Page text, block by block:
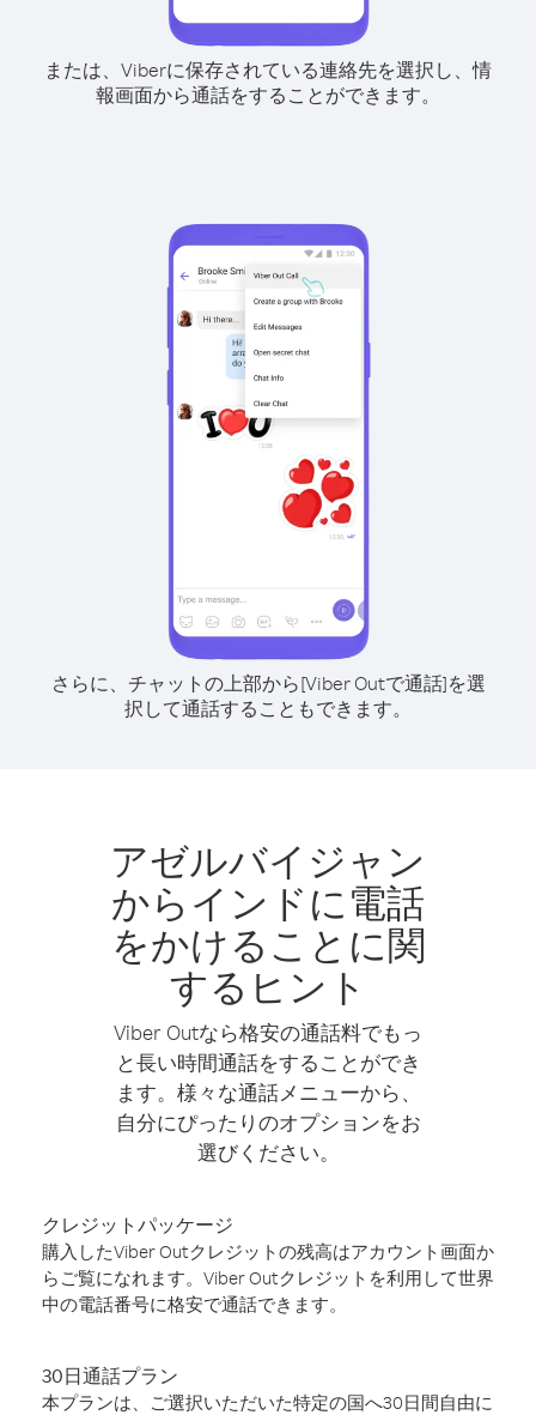
または、Viberに保存されている連絡先を選択し、情
報画面から通話をすることができます。
さらに、チャットの上部から[Viber Outで通話]を選
択して通話することもできます。
アゼルバイジャン
からインドに電話
をかけることに関
するヒント
Viber Outなら格安の通話料でもっ
と長い時間通話をすることができ
ます。様々な通話メニューから、
自分にぴったりのオプションをお
選びください。
クレジットパッケージ
購入したViber Outクレジットの残高はアカウント画面か
らご覧になれます。Viber Outクレジットを利用して世界
中の電話番号に格安で通話できます。
30日通話プラン
本プランは、ご選択いただいた特定の国へ30日間自由に